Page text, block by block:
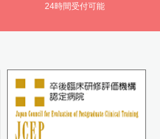
24時間受付可能